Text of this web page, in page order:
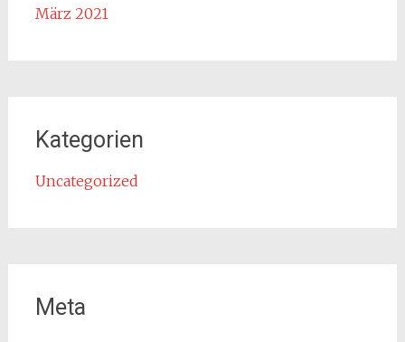
März 2021
Kategorien
Uncategorized
Meta